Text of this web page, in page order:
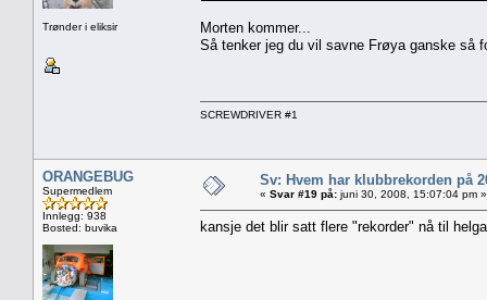
Trønder i eliksir
Morten kommer...
Så tenker jeg du vil savne Frøya ganske så
SCREWDRIVER #1
ORANGEBUG
Supermedlem
Innlegg: 938
Bosted: buvika
Sv: Hvem har klubbrekorden på
« Svar #19 på: juni 30, 2008, 15:07:04 pm »
kansje det blir satt flere "rekorder" nå til